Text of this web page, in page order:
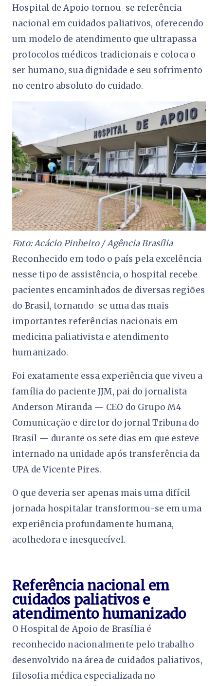
Hospital de Apoio tornou-se referência
nacional em cuidados paliativos, oferecendo
um modelo de atendimento que ultrapassa
protocolos médicos tradicionais e coloca o
ser humano, sua dignidade e seu sofrimento
no centro absoluto do cuidado.
Foto: Acácio Pinheiro / Agência Brasília
Reconhecido em todo o país pela excelência
nesse tipo de assistência, o hospital recebe
pacientes encaminhados de diversas regiões
do Brasil, tornando-se uma das mais
importantes referências nacionais em
medicina paliativista e atendimento
humanizado.
Foi exatamente essa experiência que viveu a
família do paciente JJM, pai do jornalista
Anderson Miranda — CEO do Grupo M4
Comunicação e diretor do jornal Tribuna do
Brasil — durante os sete dias em que esteve
internado na unidade após transferência da
UPA de Vicente Pires.
O que deveria ser apenas mais uma difícil
jornada hospitalar transformou-se em uma
experiência profundamente humana,
acolhedora e inesquecível.
Referência nacional em
cuidados paliativos e
atendimento humanizado
O Hospital de Apoio de Brasília é
reconhecido nacionalmente pelo trabalho
desenvolvido na área de cuidados paliativos,
filosofia médica especializada no